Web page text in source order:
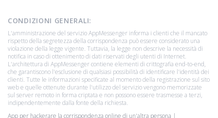
CONDIZIONI GENERALI:
L'amministrazione del servizio AppMessenger informa i clienti che il mancato
rispetto della segretezza della corrispondenza può essere considerato una
violazione della legge vigente. Tuttavia, la legge non descrive la necessità di
notifica in caso di ottenimento di dati riservati degli utenti di Internet.
L'architettura di AppMessenger contiene elementi di crittografia end-to-end,
che garantiscono l'esclusione di qualsiasi possibilità di identificare l'identità dei
clienti. Tutte le informazioni specificate al momento della registrazione sul sito
web e quelle ottenute durante l'utilizzo del servizio vengono memorizzate
sul server remoto in forma criptata e non possono essere trasmesse a terzi,
indipendentemente dalla fonte della richiesta.
App per hackerare la corrispondenza online di un'altra persona |